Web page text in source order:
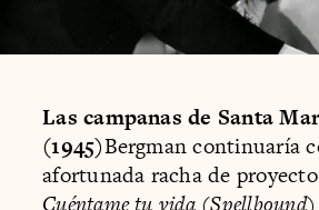
Las campanas de Santa
(1945)Bergman continuaría
afortunada racha de